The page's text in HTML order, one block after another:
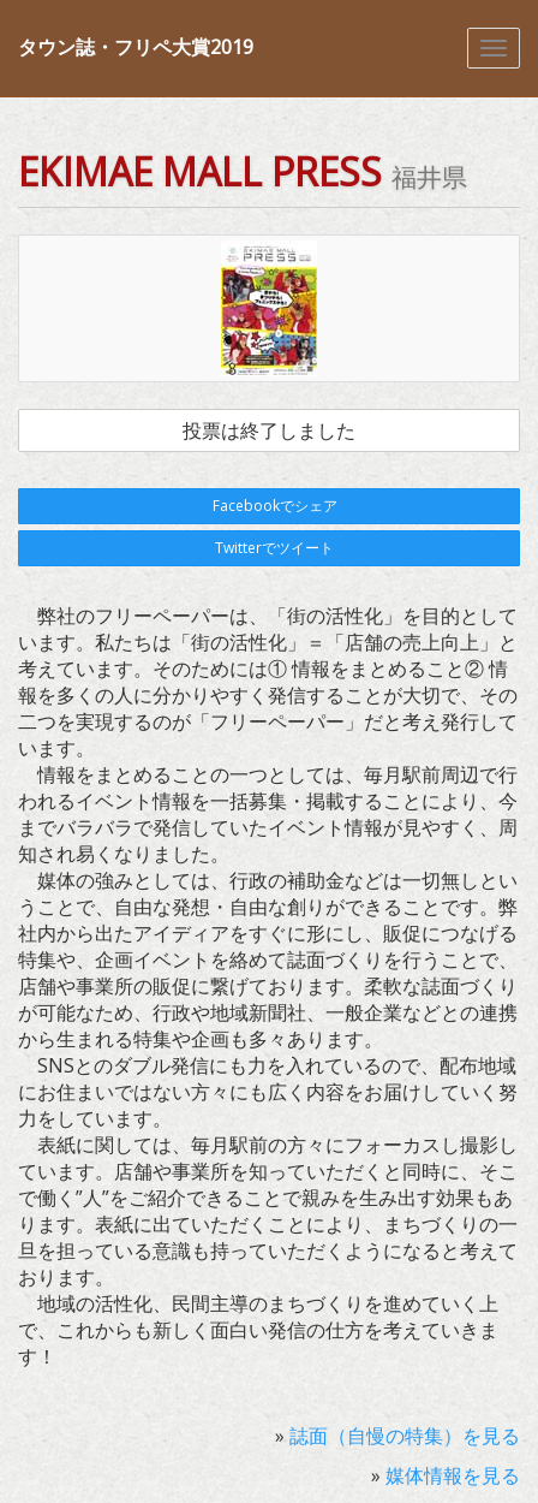
タウン誌・フリペ大賞2019
EKIMAE MALL PRESS 福井県
投票は終了しました
Facebookでシェア
Twitterでツイート
弊社のフリーペーパーは、「街の活性化」を目的として
います。私たちは「街の活性化」＝「店舗の売上向上」と
考えています。そのためには① 情報をまとめること② 情
報を多くの人に分かりやすく発信することが大切で、その
二つを実現するのが「フリーペーパー」だと考え発行して
います。
情報をまとめることの一つとしては、毎月駅前周辺で行
われるイベント情報を一括募集・掲載することにより、今
までバラバラで発信していたイベント情報が見やすく、周
知され易くなりました。
媒体の強みとしては、行政の補助金などは一切無しとい
うことで、自由な発想・自由な創りができることです。弊
社内から出たアイディアをすぐに形にし、販促につなげる
特集や、企画イベントを絡めて誌面づくりを行うことで、
店舗や事業所の販促に繋げております。柔軟な誌面づくり
が可能なため、行政や地域新聞社、一般企業などとの連携
から生まれる特集や企画も多々あります。
SNSとのダブル発信にも力を入れているので、配布地域
にお住まいではない方々にも広く内容をお届けしていく努
力をしています。
表紙に関しては、毎月駅前の方々にフォーカスし撮影し
ています。店舗や事業所を知っていただくと同時に、そこ
で働く”人”をご紹介できることで親みを生み出す効果もあ
ります。表紙に出ていただくことにより、まちづくりの一
旦を担っている意識も持っていただくようになると考えて
おります。
地域の活性化、民間主導のまちづくりを進めていく上
で、これからも新しく面白い発信の仕方を考えていきま
す！
»誌面（自慢の特集）を見る
» 媒体情報を見る